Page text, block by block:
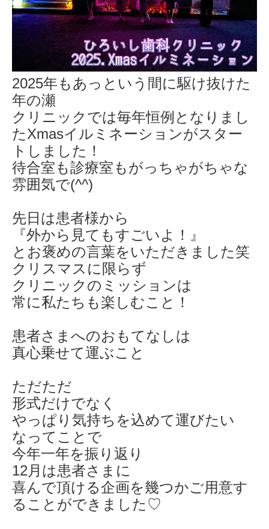
2025年もあっという間に駆け抜けた
年の瀬
クリニックでは毎年恒例となりまし
たXmasイルミネーションがスター
トしました！
待合室も診療室もがっちゃがちゃな
雰囲気で(^^)
先日は患者様から
『外から見てもすごいよ！』
とお褒めの言葉をいただきました笑
クリスマスに限らず
クリニックのミッションは
常に私たちも楽しむこと！
患者さまへのおもてなしは
真心乗せて運ぶこと
ただただ
形式だけでなく
やっぱり気持ちを込めて運びたい
なってことで
今年一年を振り返り
12月は患者さまに
喜んで頂ける企画を幾つかご用意す
ることができました♡